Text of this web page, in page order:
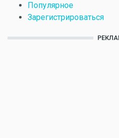
Популярное
Зарегистрироваться